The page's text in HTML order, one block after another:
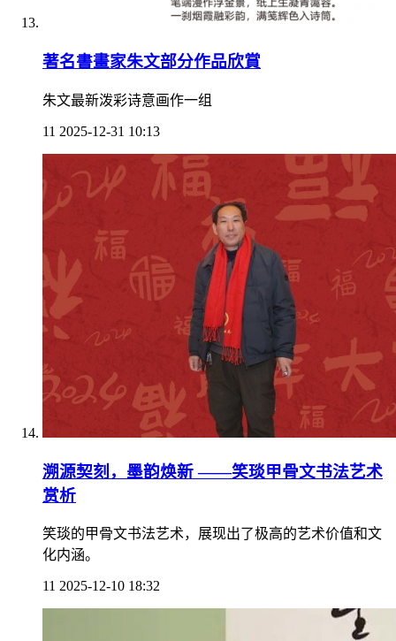
著名書畫家朱文部分作品欣賞
朱文最新泼彩诗意画作一组
11 2025-12-31 10:13
溯源契刻，墨韵焕新 ——笑琰甲骨文书法艺术
赏析
笑琰的甲骨文书法艺术，展现出了极高的艺术价值和文
化内涵。
11 2025-12-10 18:32